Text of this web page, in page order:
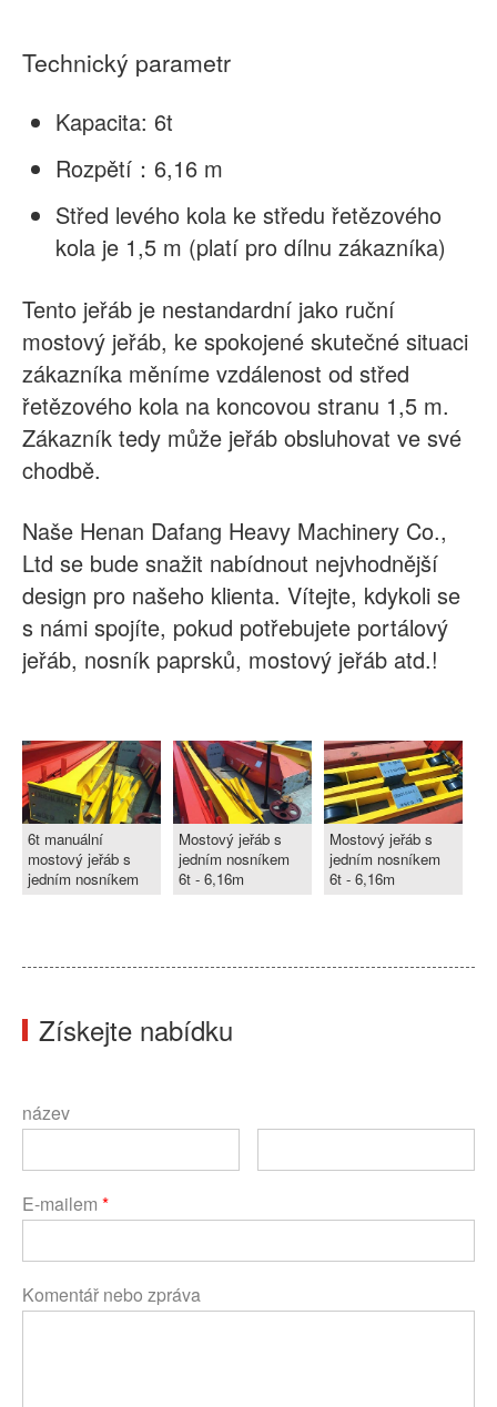
Technický parametr
Kapacita: 6t
Rozpětí： 6,16 m
Střed levého kola ke středu řetězového
kola je 1,5 m (platí pro dílnu zákazníka)
Tento jeřáb je nestandardní jako ruční
mostový jeřáb, ke spokojené skutečné situaci
zákazníka měníme vzdálenost od střed
řetězového kola na koncovou stranu 1,5 m.
Zákazník tedy může jeřáb obsluhovat ve své
chodbě.
Naše Henan Dafang Heavy Machinery Co.,
Ltd se bude snažit nabídnout nejvhodnější
design pro našeho klienta. Vítejte, kdykoli se
s námi spojíte, pokud potřebujete portálový
jeřáb, nosník paprsků, mostový jeřáb atd.!
6t manuální
mostový jeřáb s
jedním nosníkem
Mostový jeřáb s
jedním nosníkem
6t - 6,16m
Mostový jeřáb s
jedním nosníkem
6t - 6,16m
Získejte nabídku
název
E-mailem *
Komentář nebo zpráva